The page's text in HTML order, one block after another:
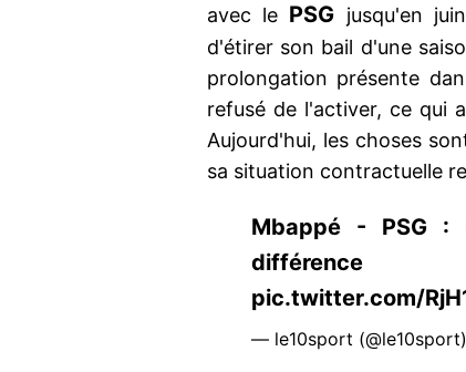
avec le PSG jusqu'en
d'étirer son bail d'une
prolongation présente
refusé de l'activer, ce qui
Aujourd'hui, les choses
sa situation contractuelle
Mbappé - PSG
différence
pic.twitter.com/
— le10sport (@le10sport)